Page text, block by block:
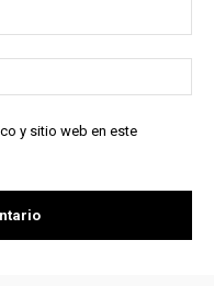
y sitio web en este